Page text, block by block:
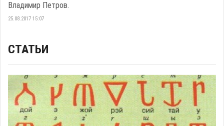
Владимир Петров.
25.08.2017 15:07
СТАТЬИ